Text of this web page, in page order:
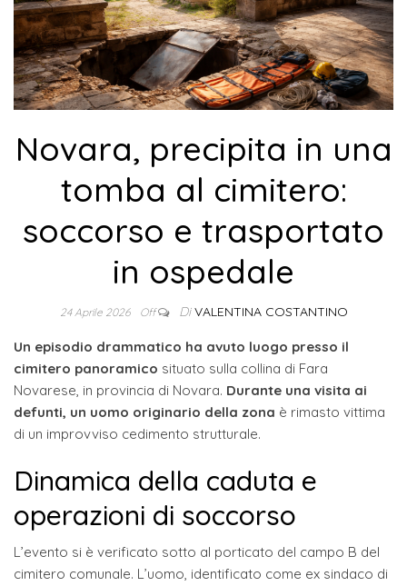
Novara, precipita in una
tomba al cimitero:
soccorso e trasportato
in ospedale
24 Aprile 2026 Off Di VALENTINA COSTANTINO
Un episodio drammatico ha avuto luogo presso il
cimitero panoramico situato sulla collina di Fara
Novarese, in provincia di Novara. Durante una visita ai
defunti, un uomo originario della zona è rimasto vittima
di un improvviso cedimento strutturale.
Dinamica della caduta e
operazioni di soccorso
L’evento si è verificato sotto al porticato del campo B del
cimitero comunale. L’uomo, identificato come ex sindaco di